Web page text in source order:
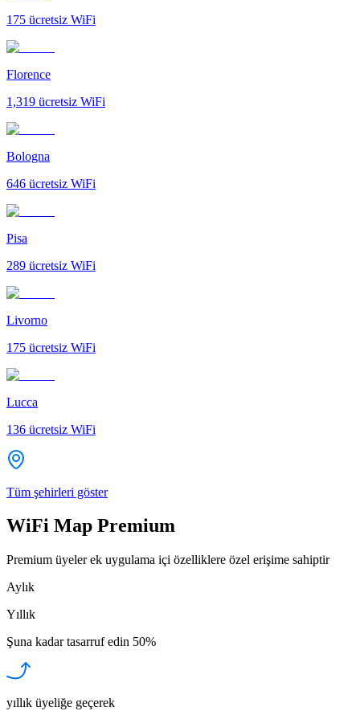
175 ücretsiz WiFi
Florence
1,319 ücretsiz WiFi
Bologna
646 ücretsiz WiFi
Pisa
289 ücretsiz WiFi
Livorno
175 ücretsiz WiFi
Lucca
136 ücretsiz WiFi
Tüm şehirleri göster
WiFi Map Premium
Premium üyeler ek uygulama içi özelliklere özel erişime sahiptir
Aylık
Yıllık
Şuna kadar tasarruf edin 50%
yıllık üyeliğe geçerek